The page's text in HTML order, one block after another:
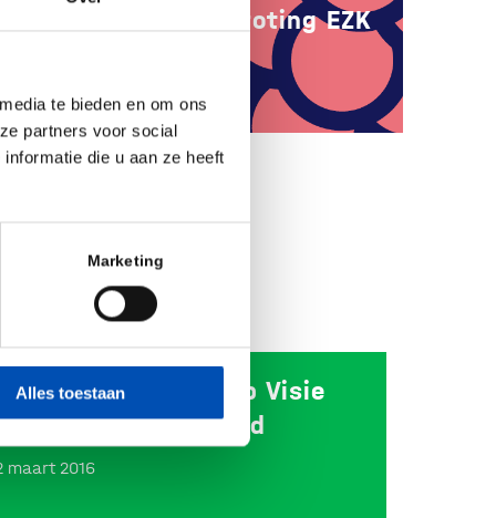
te bieden en om ons
partners voor social
die u aan ze heeft
Marketing
Alles toestaan
in behandeling begroting EZK
HollandBIO reactie op Visie
maart 2016